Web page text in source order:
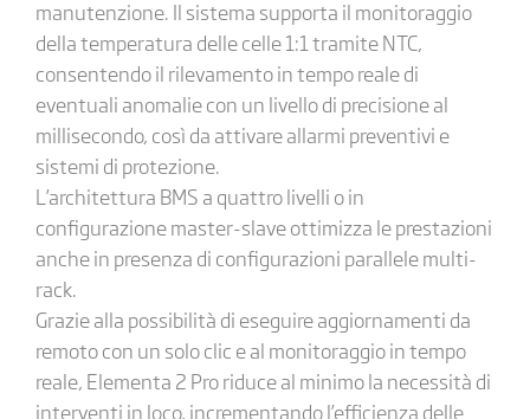
manutenzione. Il sistema supporta il monitoraggio
della temperatura delle celle 1:1 tramite NTC,
consentendo il rilevamento in tempo reale di
eventuali anomalie con un livello di precisione al
millisecondo, così da attivare allarmi preventivi e
sistemi di protezione.
L’architettura BMS a quattro livelli o in
configurazione master-slave ottimizza le prestazioni
anche in presenza di configurazioni parallele multi-
rack.
Grazie alla possibilità di eseguire aggiornamenti da
remoto con un solo clic e al monitoraggio in tempo
reale, Elementa 2 Pro riduce al minimo la necessità di
interventi in loco, incrementando l’efficienza delle